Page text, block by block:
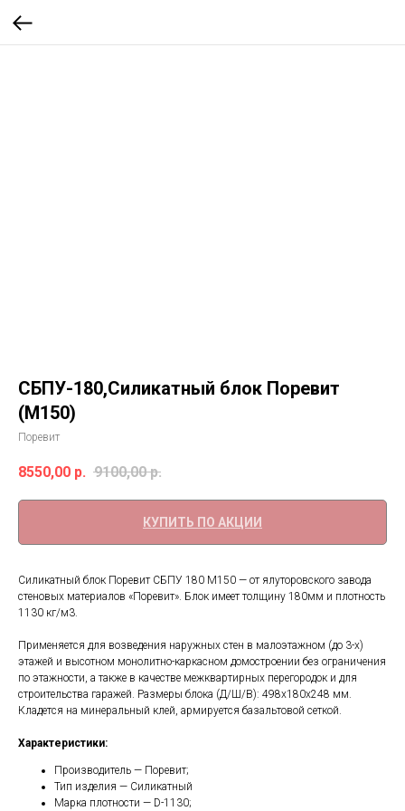
СБПУ-180,Силикатный блок Поревит
(М150)
Поревит
8550,00 р. 9100,00 р.
КУПИТЬ ПО АКЦИИ
Силикатный блок Поревит СБПУ 180 М150 — от ялуторовского завода
стеновых материалов «Поревит». Блок имеет толщину 180мм и плотность
1130 кг/м3.
Применяется для возведения наружных стен в малоэтажном (до 3-х)
этажей и высотном монолитно-каркасном домостроении без ограничения
по этажности, а также в качестве межквартирных перегородок и для
строительства гаражей. Размеры блока (Д/Ш/В): 498х180х248 мм.
Кладется на минеральный клей, армируется базальтовой сеткой.
Характеристики:
Производитель — Поревит;
Тип изделия — Силикатный
Марка плотности — D-1130;